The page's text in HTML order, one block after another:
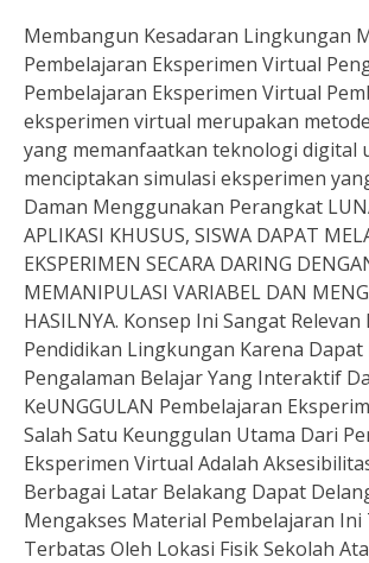
Membangun Kesadaran Lingkungan
Pembelajaran Eksperimen Virtual
Pembelajaran Eksperimen Virtual
eksperimen virtual merupakan
yang memanfaatkan teknologi digital
menciptakan simulasi eksperimen
Daman Menggunakan Perangkat
APLIKASI KHUSUS, SISWA DAPAT
EKSPERIMEN SECARA DARING
MEMANIPULASI VARIABEL DAN
HASILNYA. Konsep Ini Sangat
Pendidikan Lingkungan Karena
Pengalaman Belajar Yang Interaktif
KeUNGGULAN Pembelajaran
Salah Satu Keunggulan Utama Dari
Eksperimen Virtual Adalah
Berbagai Latar Belakang Dapat
Mengakses Material Pembelajaran Ini
Terbatas Oleh Lokasi Fisik Sekolah